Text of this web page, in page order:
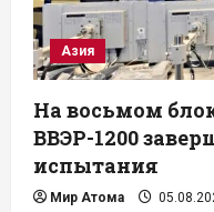
Азия
На восьмом
ВВЭР-1200
испытания
Мир Атома